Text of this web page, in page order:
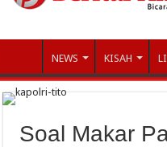
NEWS KISAH
Soal Makar